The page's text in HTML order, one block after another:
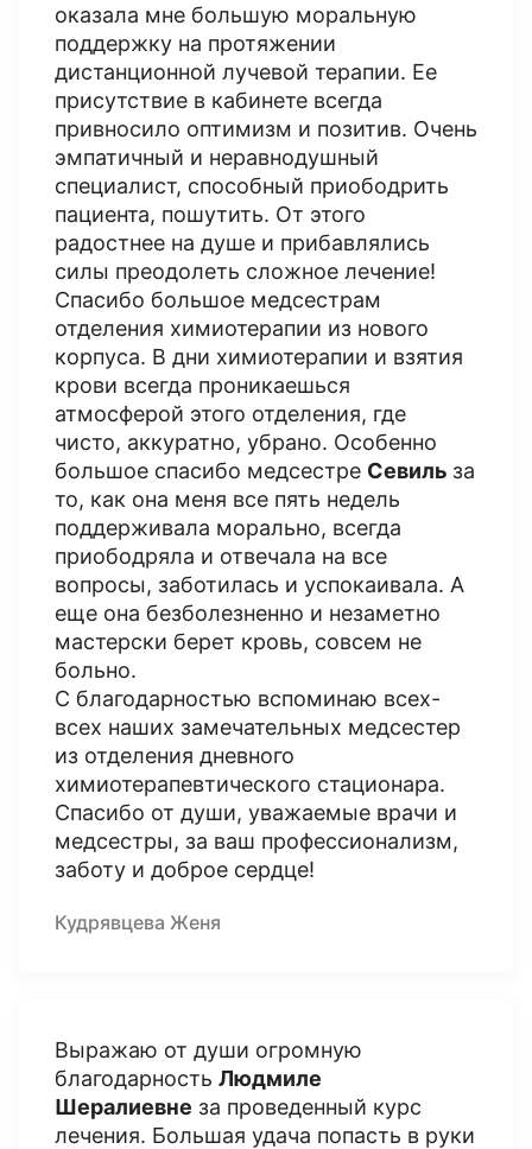
оказала мне большую моральную
поддержку на протяжении
дистанционной лучевой терапии. Ее
присутствие в кабинете всегда
привносило оптимизм и позитив. Очень
эмпатичный и неравнодушный
специалист, способный приободрить
пациента, пошутить. От этого
радостнее на душе и прибавлялись
силы преодолеть сложное лечение!
Спасибо большое медсестрам
отделения химиотерапии из нового
корпуса. В дни химиотерапии и взятия
крови всегда проникаешься
атмосферой этого отделения, где
чисто, аккуратно, убрано. Особенно
большое спасибо медсестре Севиль за
то, как она меня все пять недель
поддерживала морально, всегда
приободряла и отвечала на все
вопросы, заботилась и успокаивала. А
еще она безболезненно и незаметно
мастерски берет кровь, совсем не
больно.
С благодарностью вспоминаю всех-
всех наших замечательных медсестер
из отделения дневного
химиотерапевтического стационара.
Спасибо от души, уважаемые врачи и
медсестры, за ваш профессионализм,
заботу и доброе сердце!
Кудрявцева Женя
Выражаю от души огромную
благодарность Людмиле
Шералиевне за проведенный курс
лечения. Большая удача попасть в руки